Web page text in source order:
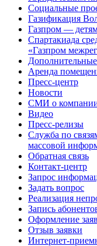
Социальные
Газификация
Газпром —
Спартакиада
«Газпром
Аренда
Пресс-центр
Новости
СМИ о
Видео
Пресс-релизы
Служба по
массовой
Обратная связь
Контакт-центр
Запрос
Задать вопрос
Реализация
Запись
Оформление
Отзыв заявки
Интернет-